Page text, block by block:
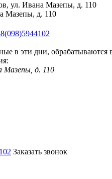
ул. Ивана Мазепы, д. 110
Мазепы, д. 110
в эти дни, обрабатываются
Мазепы, д. 110
Заказать звонок